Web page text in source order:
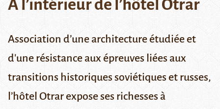
À l’intérieur de l’hôtel Otrar
Association d’une architecture étudiée et
d'une résistance aux épreuves liées aux
transitions historiques soviétiques et russes,
l’hôtel Otrar expose ses richesses à